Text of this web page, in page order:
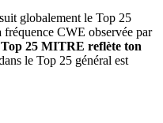
globalement le Top 25
CWE observée par
25 MITRE reflète ton
le Top 25 général est